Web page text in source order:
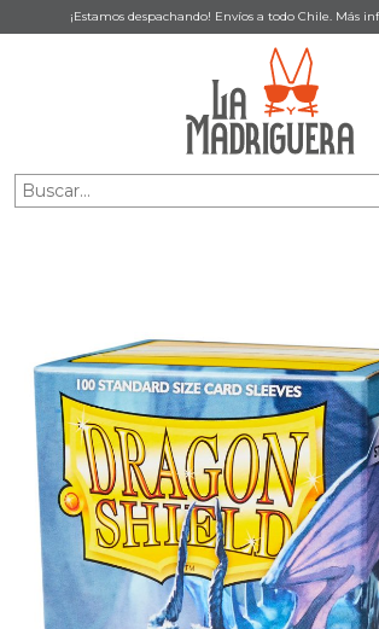
¡Estamos despachando! Envíos a todo Chile. Más